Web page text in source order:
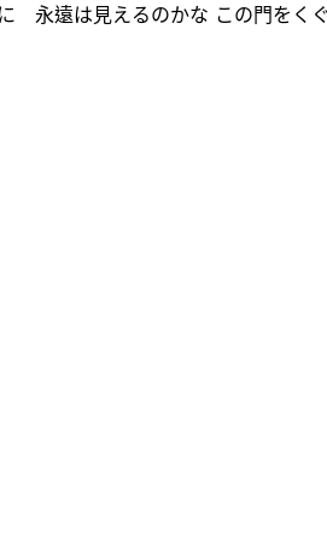
遠は見えるのかな この門をく